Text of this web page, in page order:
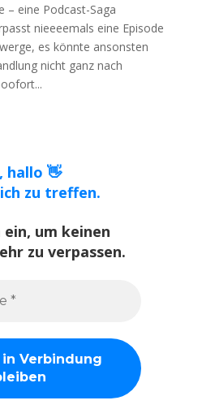
– eine Podcast-Saga
nieeeemals eine Episode
es könnte ansonsten
nicht ganz nach
hallo 👋
zu treffen.
ein, um keinen
zu verpassen.